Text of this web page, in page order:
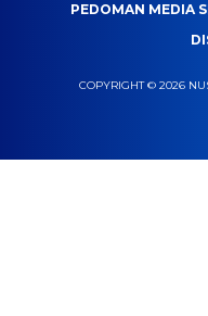
PEDOMAN MEDIA
COPYRIGHT © 2026